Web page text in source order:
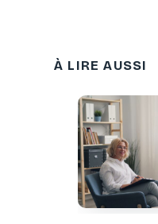
À LIRE AUSSI